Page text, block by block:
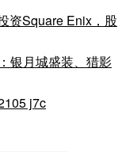
资Square Enix，股
银月城盛装、猎影
j7c